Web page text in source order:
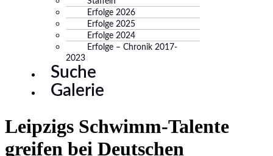
Erfolge 2026
Erfolge 2025
Erfolge 2024
Erfolge – Chronik 2017-
2023
Suche
Galerie
Leipzigs Schwimm-Talente
greifen bei Deutschen